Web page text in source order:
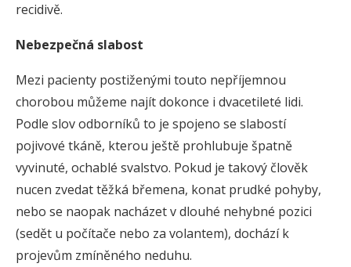
recidivě.
Nebezpečná slabost
Mezi pacienty postiženými touto nepříjemnou
chorobou můžeme najít dokonce i dvacetileté lidi.
Podle slov odborníků to je spojeno se slabostí
pojivové tkáně, kterou ještě prohlubuje špatně
vyvinuté, ochablé svalstvo. Pokud je takový člověk
nucen zvedat těžká břemena, konat prudké pohyby,
nebo se naopak nacházet v dlouhé nehybné pozici
(sedět u počítače nebo za volantem), dochází k
projevům zmíněného neduhu.